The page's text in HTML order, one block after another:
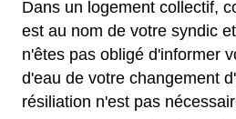
Dans un logement collectif,
est au nom de votre syndic
n'êtes pas obligé d'informer
d'eau de votre changement
résiliation n'est pas